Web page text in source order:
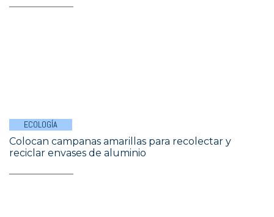
ECOLOGÍA
Colocan campanas amarillas para recolectar y
reciclar envases de aluminio